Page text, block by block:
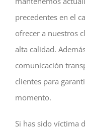
precedentes en el
ofrecer a nuestros
alta calidad.
comunicación
clientes para
momento.
Si has sido víctima